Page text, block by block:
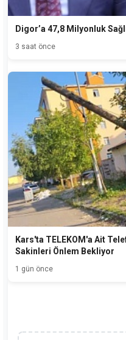
Digor’a 47,8 Milyonluk
3 saat önce
Kars'ta TELEKOM'a Ait
Sakinleri Önlem Bekliyor
1 gün önce